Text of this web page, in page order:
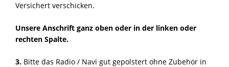
Versichert verschicken.
Unsere Anschrift ganz oben oder in der linken oder
rechten Spalte.
3. Bitte das Radio / Navi gut gepolstert ohne Zubehör in